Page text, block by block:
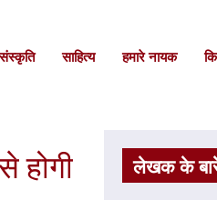
साहित्‍य हमारे नायक
होगी लेखक के